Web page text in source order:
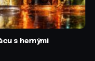
s hernými